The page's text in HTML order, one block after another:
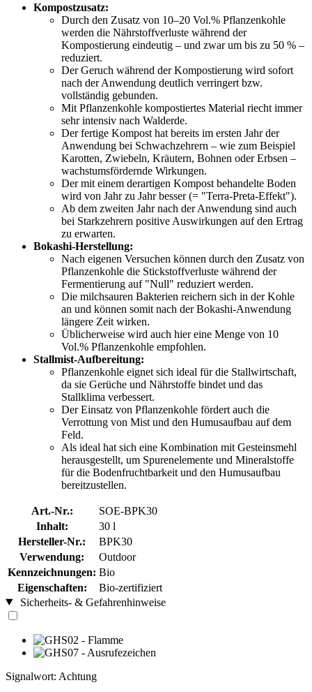
Kompostzusatz:
Durch den Zusatz von 10–20 Vol.% Pflanzenkohle
werden die Nährstoffverluste während der
Kompostierung eindeutig – und zwar um bis zu 50 % –
reduziert.
Der Geruch während der Kompostierung wird sofort
nach der Anwendung deutlich verringert bzw.
vollständig gebunden.
Mit Pflanzenkohle kompostiertes Material riecht immer
sehr intensiv nach Walderde.
Der fertige Kompost hat bereits im ersten Jahr der
Anwendung bei Schwachzehrern – wie zum Beispiel
Karotten, Zwiebeln, Kräutern, Bohnen oder Erbsen –
wachstumsfördernde Wirkungen.
Der mit einem derartigen Kompost behandelte Boden
wird von Jahr zu Jahr besser (= "Terra-Preta-Effekt").
Ab dem zweiten Jahr nach der Anwendung sind auch
bei Starkzehrern positive Auswirkungen auf den Ertrag
zu erwarten.
Bokashi-Herstellung:
Nach eigenen Versuchen können durch den Zusatz von
Pflanzenkohle die Stickstoffverluste während der
Fermentierung auf "Null" reduziert werden.
Die milchsauren Bakterien reichern sich in der Kohle
an und können somit nach der Bokashi-Anwendung
längere Zeit wirken.
Üblicherweise wird auch hier eine Menge von 10
Vol.% Pflanzenkohle empfohlen.
Stallmist-Aufbereitung:
Pflanzenkohle eignet sich ideal für die Stallwirtschaft,
da sie Gerüche und Nährstoffe bindet und das
Stallklima verbessert.
Der Einsatz von Pflanzenkohle fördert auch die
Verrottung von Mist und den Humusaufbau auf dem
Feld.
Als ideal hat sich eine Kombination mit Gesteinsmehl
herausgestellt, um Spurenelemente und Mineralstoffe
für die Bodenfruchtbarkeit und den Humusaufbau
bereitzustellen.
Art.-Nr.:
SOE-BPK30
Inhalt:
30 l
Hersteller-Nr.:
BPK30
Verwendung:
Outdoor
Kennzeichnungen: Bio
Eigenschaften:
Bio-zertifiziert
Sicherheits- & Gefahrenhinweise
Signalwort: Achtung